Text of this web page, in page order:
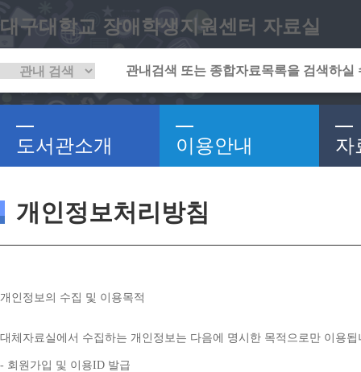
대구대학교 장애학생지원센터 자료실
도서관소개 이용안내 자
개인정보처리방침
개인정보의 수집 및 이용목적
대체자료실에서 수집하는 개인정보는 다음에 명시한 목적으로만 이용됩
- 회원가입 및 이용ID 발급